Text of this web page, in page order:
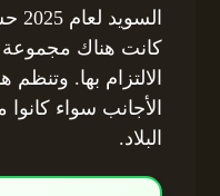
كانت هناك مجموعة
الالتزام بها.
الأجانب سواء
البلاد.